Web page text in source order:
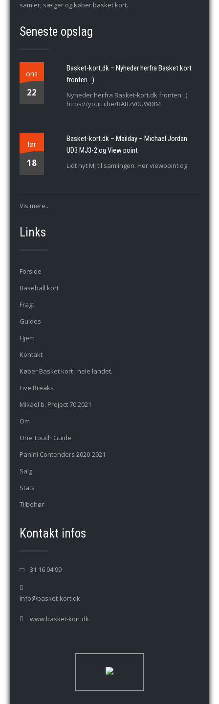
samler, sælger og køber basket kort.
Seneste opslag
ons
22
Basket-kort.dk – Nyheder herfra Basket kort
fronten. :)
Nyheder herfra Basket-kort.dk fronten. :)
https://youtu.be/BABzV0UWDIM
lør
18
Basket-kort.dk – Mailday – Michael Jordan
UD3 MJ3-2 og View point
Lidt nyt MJ til samlingen. Her viewpoint og
Vis mere...
Links
Forside
Baseball kort
Fragt
Guides
Hjem
Kontakt
Køber Basket kort i hele landet.
Live Breaks
Mikael b. Project 70 2021
Om
One Touch Guide
Panini Contenders 2020-2021
Salg
Stats
Tilbehør
Kontakt infos
31 16 04 99
info@basket-kort.dk
www.basket-kort.dk